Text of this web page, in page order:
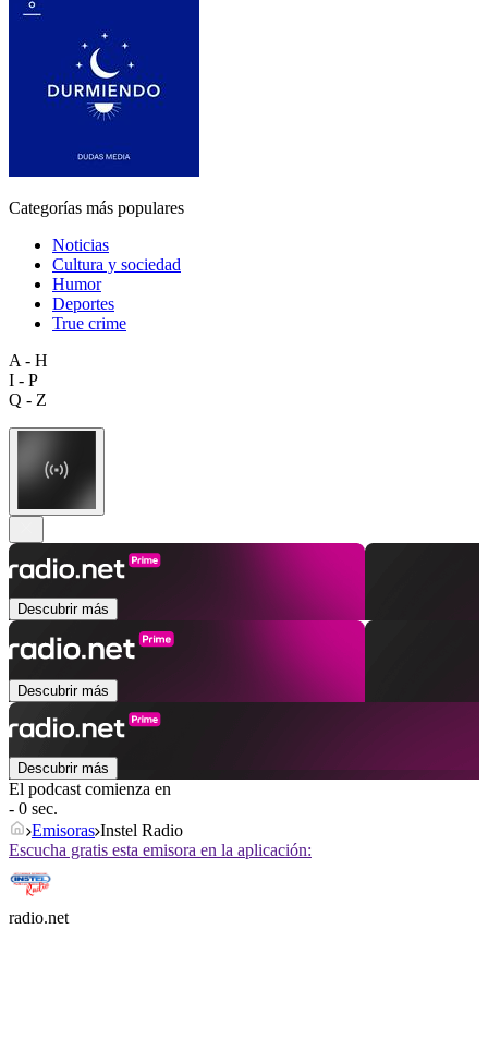
Categorías más populares
Noticias
Cultura y sociedad
Humor
Deportes
True crime
A - H
I - P
Q - Z
Descubrir más
Descubrir más
Descubrir más
El podcast comienza en
- 0 sec.
Emisoras Instel Radio
Escucha gratis esta emisora en la aplicación:
radio.net